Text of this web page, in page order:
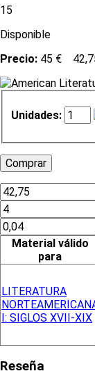
15
Disponible
Precio: 45 €
Unidades:
Material válido
para
LITERATURA
I: SIGLOS XVII-XIX
Reseña